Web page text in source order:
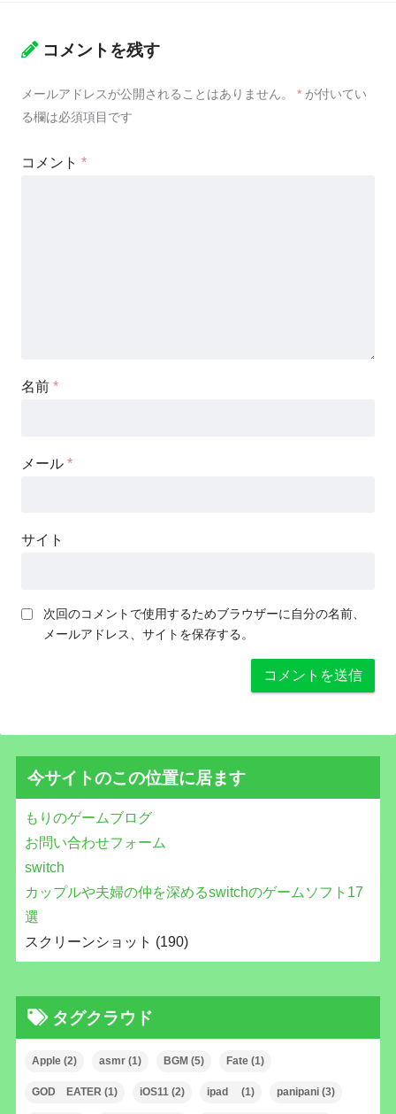
コメントを残す
メールアドレスが公開されることはありません。 * が付いてい
る欄は必須項目です
コメント *
名前 *
メール *
サイト
次回のコメントで使用するためブラウザーに自分の名前、
メールアドレス、サイトを保存する。
今サイトのこの位置に居ます
もりのゲームブログ
お問い合わせフォーム
switch
カップルや夫婦の仲を深めるswitchのゲームソフト17
選
スクリーンショット (190)
タグクラウド
Apple(2) asmr(1) BGM (5) Fate(1)
GOD EATER (1) iOS11(2) ipad (1) panipani(3)